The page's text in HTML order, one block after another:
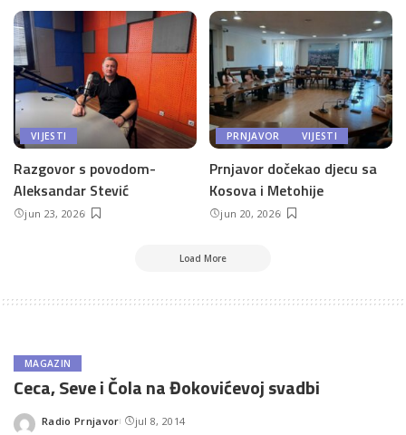
VIJESTI
Razgovor s povodom-
Aleksandar Stević
jun 23, 2026
PRNJAVOR VIJESTI
Prnjavor dočekao djecu sa
Kosova i Metohije
jun 20, 2026
Load More
MAGAZIN
Ceca, Seve i Čola na Đokovićevoj svadbi
Posted
Radio Prnjavor jul 8, 2014